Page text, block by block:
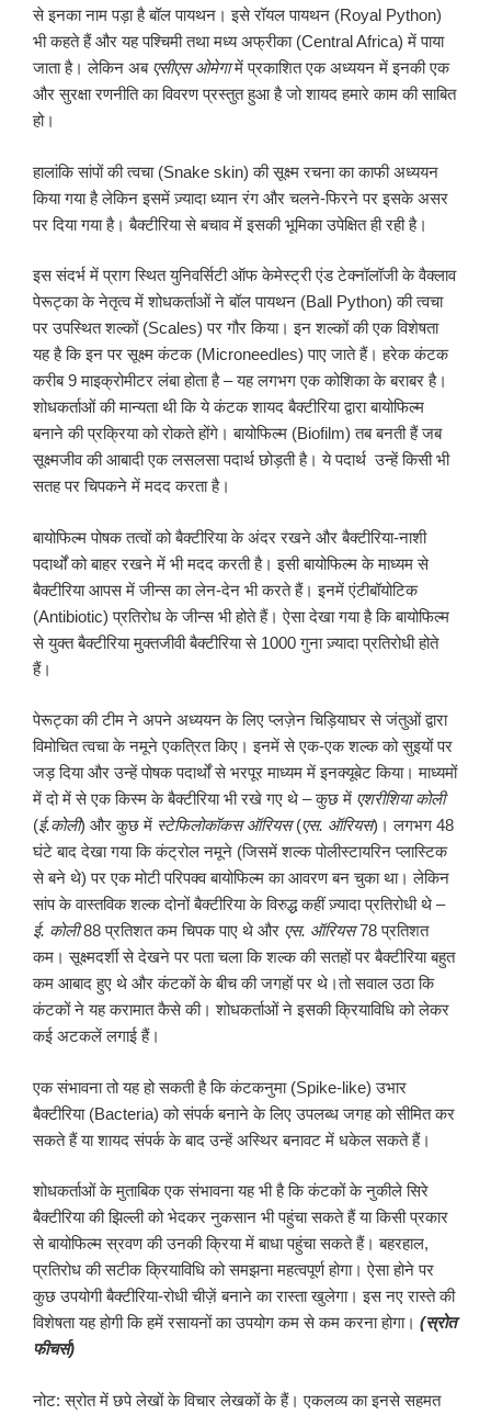
से इनका नाम पड़ा है बॉल पायथन। इसे रॉयल पायथन (Royal Python)
भी कहते हैं और यह पश्चिमी तथा मध्य अफ्रीका (Central Africa) में पाया
जाता है। लेकिन अब एसीएस ओमेगामें प्रकाशित एक अध्ययन में इनकी एक
और सुरक्षा रणनीति का विवरण प्रस्तुत हुआ है जो शायद हमारे काम की साबित
हो।
हालांकि सांपों की त्वचा (Snake skin) की सूक्ष्म रचना का काफी अध्ययन
किया गया है लेकिन इसमें ज़्यादा ध्यान रंग और चलने-फिरने पर इसके असर
पर दिया गया है। बैक्टीरिया से बचाव में इसकी भूमिका उपेक्षित ही रही है।
इस संदर्भ में प्राग स्थित युनिवर्सिटी ऑफ केमेस्ट्री एंड टेक्नॉलॉजी के वैक्लाव
पेरूट्का के नेतृत्व में शोधकर्ताओं ने बॉल पायथन (Ball Python) की त्वचा
पर उपस्थित शल्कों (Scales) पर गौर किया। इन शल्कों की एक विशेषता
यह है कि इन पर सूक्ष्म कंटक (Microneedles) पाए जाते हैं। हरेक कंटक
करीब 9 माइक्रोमीटर लंबा होता है – यह लगभग एक कोशिका के बराबर है।
शोधकर्ताओं की मान्यता थी कि ये कंटक शायद बैक्टीरिया द्वारा बायोफिल्म
बनाने की प्रक्रिया को रोकते होंगे। बायोफिल्म (Biofilm) तब बनती हैं जब
सूक्ष्मजीव की आबादी एक लसलसा पदार्थ छोड़ती है। ये पदार्थ उन्हें किसी भी
सतह पर चिपकने में मदद करता है।
बायोफिल्म पोषक तत्वों को बैक्टीरिया के अंदर रखने और बैक्टीरिया-नाशी
पदार्थों को बाहर रखने में भी मदद करती है। इसी बायोफिल्म के माध्यम से
बैक्टीरिया आपस में जीन्स का लेन-देन भी करते हैं। इनमें एंटीबॉयोटिक
(Antibiotic) प्रतिरोध के जीन्स भी होते हैं। ऐसा देखा गया है कि बायोफिल्म
से युक्त बैक्टीरिया मुक्तजीवी बैक्टीरिया से 1000 गुना ज़्यादा प्रतिरोधी होते
हैं।
पेरूट्का की टीम ने अपने अध्ययन के लिए प्लज़ेन चिड़ियाघर से जंतुओं द्वारा
विमोचित त्वचा के नमूने एकत्रित किए। इनमें से एक-एक शल्क को सुइयों पर
जड़ दिया और उन्हें पोषक पदार्थों से भरपूर माध्यम में इनक्यूबेट किया। माध्यमों
में दो में से एक किस्म के बैक्टीरिया भी रखे गए थे – कुछ में एशरीशिया कोली
(ई.कोली) और कुछ में स्टेफिलोकॉकस ऑरियस(एस. ऑरियस)। लगभग 48
घंटे बाद देखा गया कि कंट्रोल नमूने (जिसमें शल्क पोलीस्टायरिन प्लास्टिक
से बने थे) पर एक मोटी परिपक्व बायोफिल्म का आवरण बन चुका था। लेकिन
सांप के वास्तविक शल्क दोनों बैक्टीरिया के विरुद्ध कहीं ज़्यादा प्रतिरोधी थे –
ई. कोली88 प्रतिशत कम चिपक पाए थे और एस. ऑरियस78 प्रतिशत
कम। सूक्ष्मदर्शी से देखने पर पता चला कि शल्क की सतहों पर बैक्टीरिया बहुत
कम आबाद हुए थे और कंटकों के बीच की जगहों पर थे।तो सवाल उठा कि
कंटकों ने यह करामात कैसे की। शोधकर्ताओं ने इसकी क्रियाविधि को लेकर
कई अटकलें लगाई हैं।
एक संभावना तो यह हो सकती है कि कंटकनुमा (Spike-like) उभार
बैक्टीरिया (Bacteria) को संपर्क बनाने के लिए उपलब्ध जगह को सीमित कर
सकते हैं या शायद संपर्क के बाद उन्हें अस्थिर बनावट में धकेल सकते हैं।
शोधकर्ताओं के मुताबिक एक संभावना यह भी है कि कंटकों के नुकीले सिरे
बैक्टीरिया की झिल्ली को भेदकर नुकसान भी पहुंचा सकते हैं या किसी प्रकार
से बायोफिल्म स्रवण की उनकी क्रिया में बाधा पहुंचा सकते हैं। बहरहाल,
प्रतिरोध की सटीक क्रियाविधि को समझना महत्वपूर्ण होगा। ऐसा होने पर
कुछ उपयोगी बैक्टीरिया-रोधी चीज़ें बनाने का रास्ता खुलेगा। इस नए रास्ते की
विशेषता यह होगी कि हमें रसायनों का उपयोग कम से कम करना होगा। (स्रोत
फीचर्स)
नोट: स्रोत में छपे लेखों के विचार लेखकों के हैं। एकलव्य का इनसे सहमत